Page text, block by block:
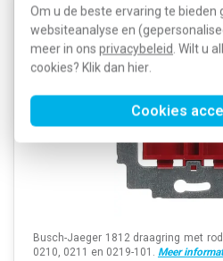
Om u de beste ervaring te bieden
websiteanalyse en
meer in ons privacybeleid . Wilt u
cookies? Klik dan hier
Cookies
Busch-Jaeger 1812
Busch-Jaeger 1812 draagring met
0210, 0211 en 0219-101. Meer